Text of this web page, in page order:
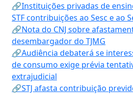
🔗Instituições privadas de
STF contribuições ao Sesc e ao
🔗Nota do CNJ sobre
desembargador do TJMG
🔗Audiência debaterá se
de consumo exige prévia
extrajudicial
🔗STJ afasta contribuição